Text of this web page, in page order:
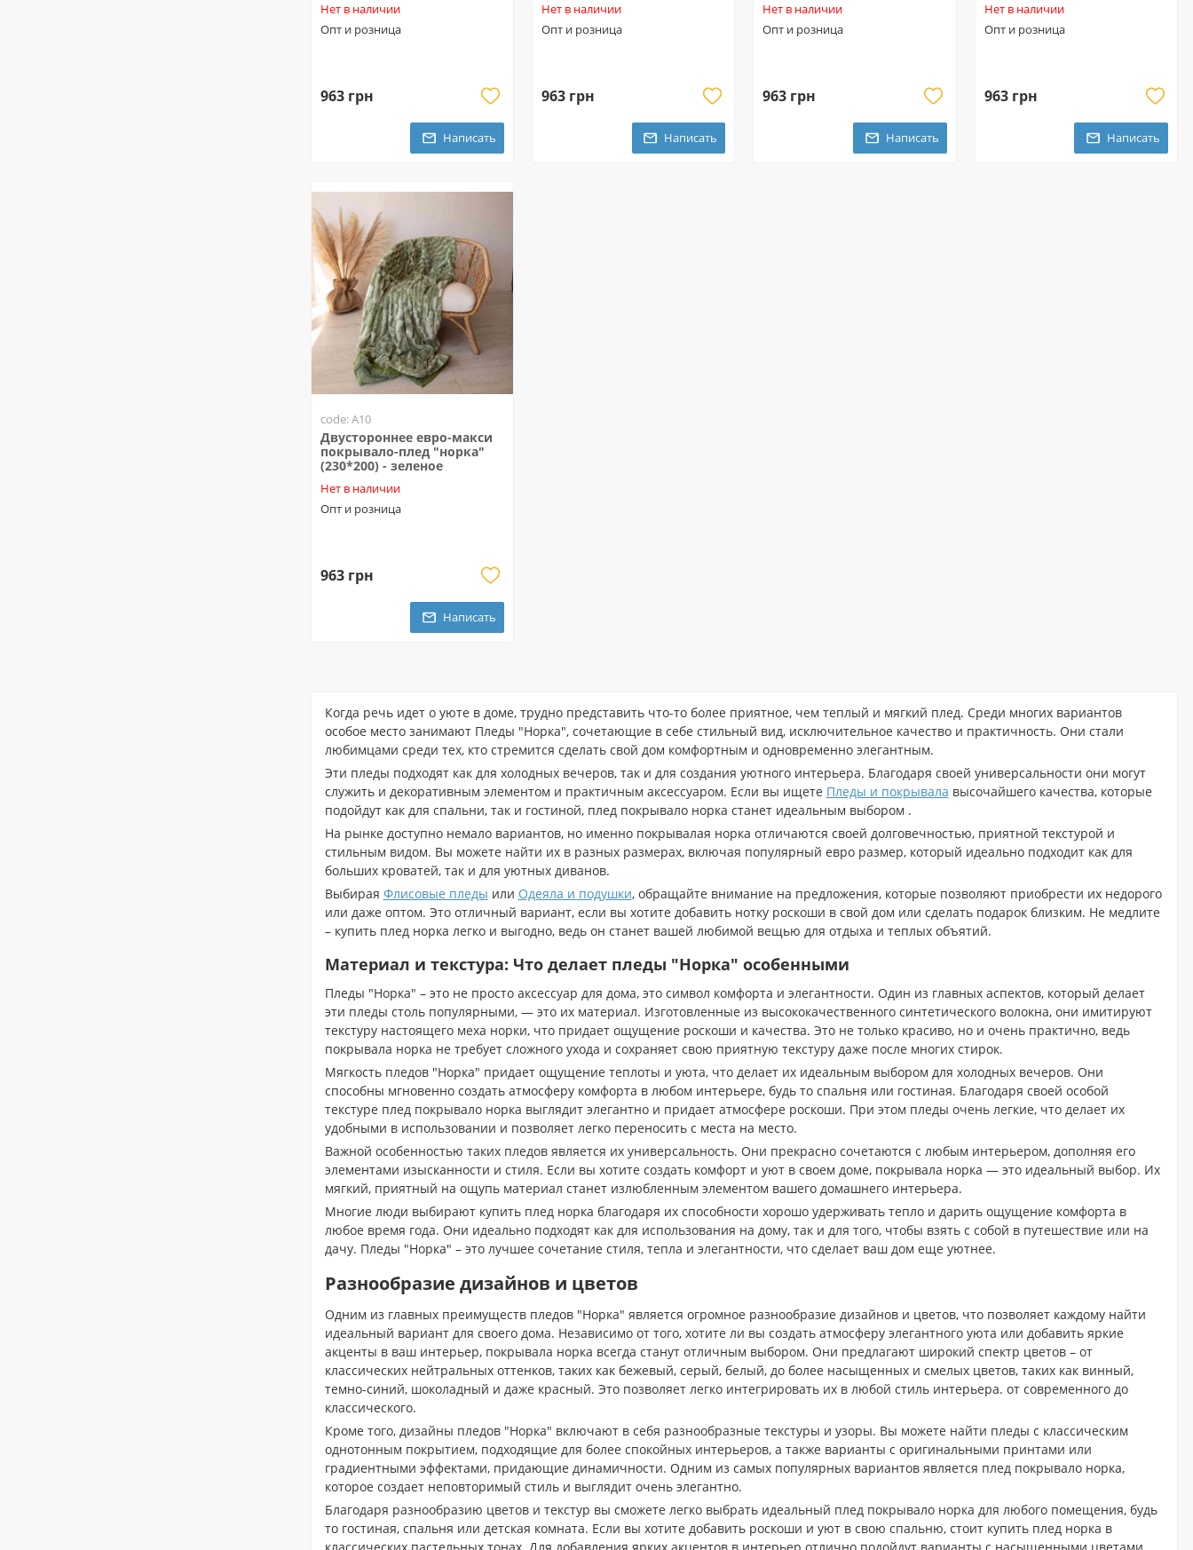
Нет в наличии
Опт и розница
963 грн
Написать
Нет в наличии
Опт и розница
963 грн
Написать
Нет в наличии
Опт и розница
963 грн
Написать
Нет в наличии
Опт и розница
963 грн
Написать
code: A10
Двустороннее евро-макси
покрывало-плед "норка"
(230*200) - зеленое
Нет в наличии
Опт и розница
963 грн
Написать
Когда речь идет о уюте в доме, трудно представить что-то более приятное, чем теплый и мягкий плед. Среди многих вариантов
особое место занимают Пледы "Норка", сочетающие в себе стильный вид, исключительное качество и практичность. Они стали
любимцами среди тех, кто стремится сделать свой дом комфортным и одновременно элегантным.
Эти пледы подходят как для холодных вечеров, так и для создания уютного интерьера. Благодаря своей универсальности они могут
служить и декоративным элементом и практичным аксессуаром. Если вы ищете Пледы и покрывала высочайшего качества, которые
подойдут как для спальни, так и гостиной, плед покрывало норка станет идеальным выбором .
На рынке доступно немало вариантов, но именно покрывалая норка отличаются своей долговечностью, приятной текстурой и
стильным видом. Вы можете найти их в разных размерах, включая популярный евро размер, который идеально подходит как для
больших кроватей, так и для уютных диванов.
Выбирая Флисовые пледы или Одеяла и подушки, обращайте внимание на предложения, которые позволяют приобрести их недорого
или даже оптом. Это отличный вариант, если вы хотите добавить нотку роскоши в свой дом или сделать подарок близким. Не медлите
– купить плед норка легко и выгодно, ведь он станет вашей любимой вещью для отдыха и теплых объятий.
Материал и текстура: Что делает пледы "Норка" особенными
Пледы "Норка" – это не просто аксессуар для дома, это символ комфорта и элегантности. Один из главных аспектов, который делает
эти пледы столь популярными, — это их материал. Изготовленные из высококачественного синтетического волокна, они имитируют
текстуру настоящего меха норки, что придает ощущение роскоши и качества. Это не только красиво, но и очень практично, ведь
покрывала норка не требует сложного ухода и сохраняет свою приятную текстуру даже после многих стирок.
Мягкость пледов "Норка" придает ощущение теплоты и уюта, что делает их идеальным выбором для холодных вечеров. Они
способны мгновенно создать атмосферу комфорта в любом интерьере, будь то спальня или гостиная. Благодаря своей особой
текстуре плед покрывало норка выглядит элегантно и придает атмосфере роскоши. При этом пледы очень легкие, что делает их
удобными в использовании и позволяет легко переносить с места на место.
Важной особенностью таких пледов является их универсальность. Они прекрасно сочетаются с любым интерьером, дополняя его
элементами изысканности и стиля. Если вы хотите создать комфорт и уют в своем доме, покрывала норка — это идеальный выбор. Их
мягкий, приятный на ощупь материал станет излюбленным элементом вашего домашнего интерьера.
Многие люди выбирают купить плед норка благодаря их способности хорошо удерживать тепло и дарить ощущение комфорта в
любое время года. Они идеально подходят как для использования на дому, так и для того, чтобы взять с собой в путешествие или на
дачу. Пледы "Норка" – это лучшее сочетание стиля, тепла и элегантности, что сделает ваш дом еще уютнее.
Разнообразие дизайнов и цветов
Одним из главных преимуществ пледов "Норка" является огромное разнообразие дизайнов и цветов, что позволяет каждому найти
идеальный вариант для своего дома. Независимо от того, хотите ли вы создать атмосферу элегантного уюта или добавить яркие
акценты в ваш интерьер, покрывала норка всегда станут отличным выбором. Они предлагают широкий спектр цветов – от
классических нейтральных оттенков, таких как бежевый, серый, белый, до более насыщенных и смелых цветов, таких как винный,
темно-синий, шоколадный и даже красный. Это позволяет легко интегрировать их в любой стиль интерьера. от современного до
классического.
Кроме того, дизайны пледов "Норка" включают в себя разнообразные текстуры и узоры. Вы можете найти пледы с классическим
однотонным покрытием, подходящие для более спокойных интерьеров, а также варианты с оригинальными принтами или
градиентными эффектами, придающие динамичности. Одним из самых популярных вариантов является плед покрывало норка,
которое создает неповторимый стиль и выглядит очень элегантно.
Благодаря разнообразию цветов и текстур вы сможете легко выбрать идеальный плед покрывало норка для любого помещения, будь
то гостиная, спальня или детская комната. Если вы хотите добавить роскоши и уют в свою спальню, стоит купить плед норка в